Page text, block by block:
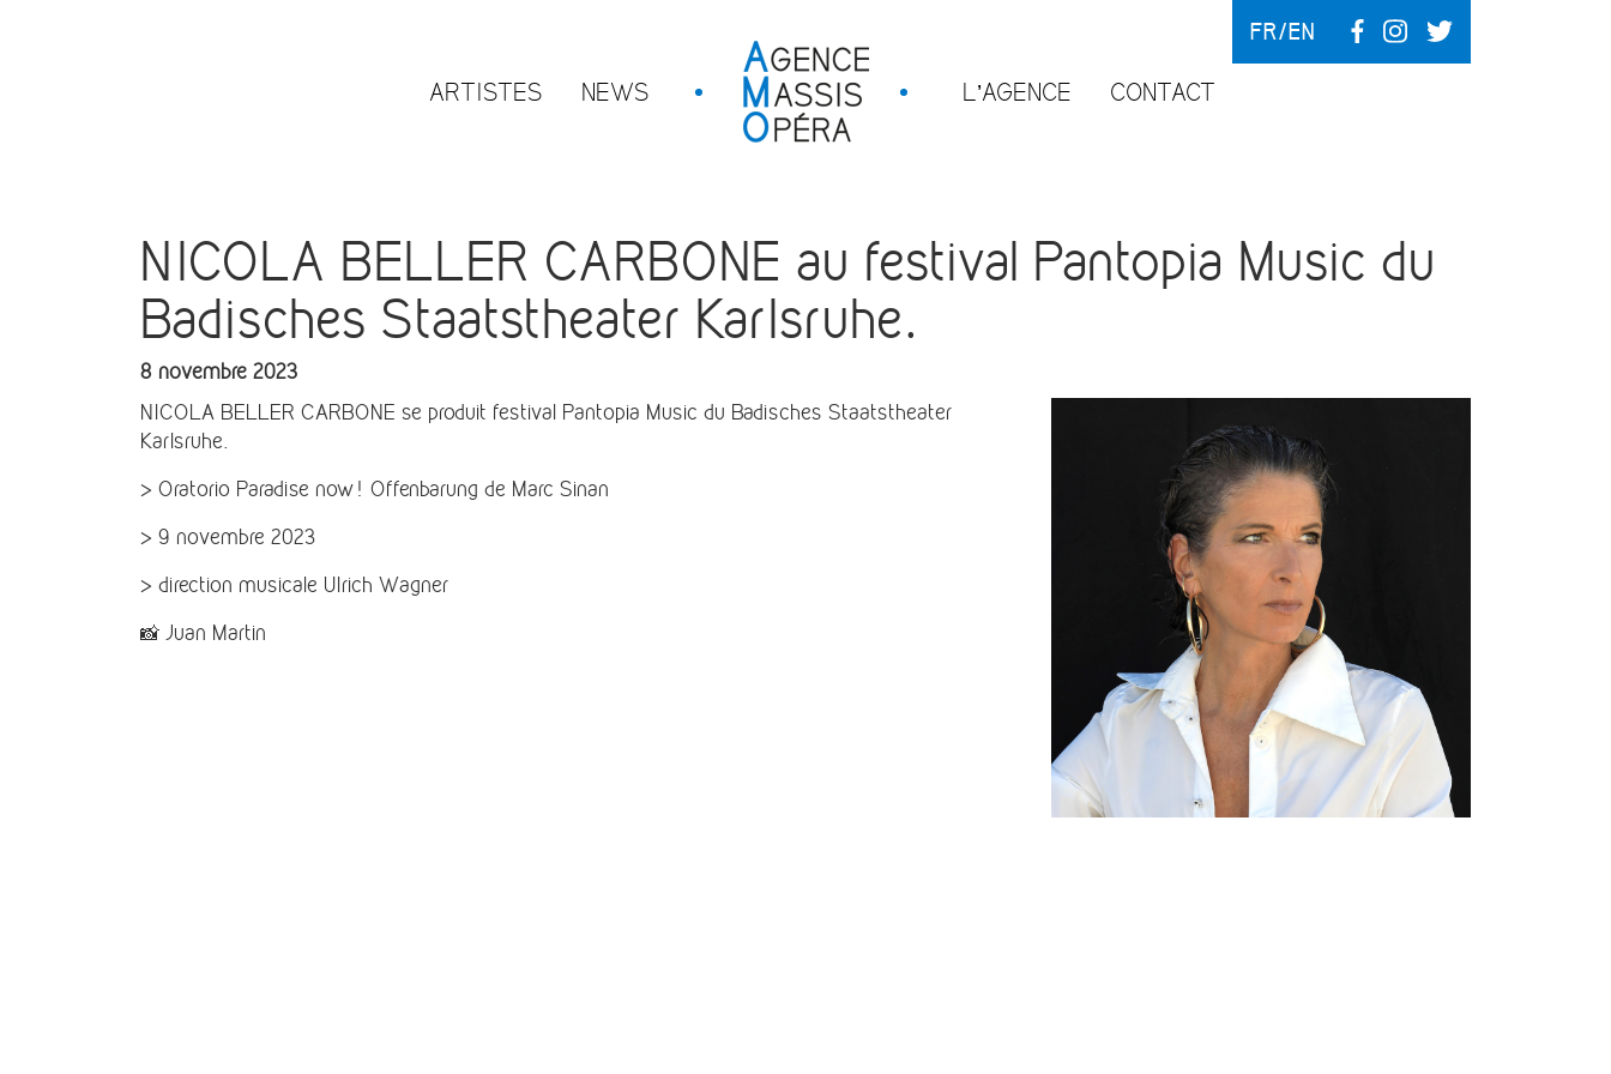
ARTISTES NEWS L’AGENCE CONTACT
FR EN
NICOLA BELLER CARBONE au festival Pantopia Music du
Badisches Staatstheater Karlsruhe.
8 novembre 2023
NICOLA BELLER CARBONE se produit festival Pantopia Music du Badisches Staatstheater
Karlsruhe.
> Oratorio Paradise now! Offenbarung de Marc Sinan
> 9 novembre 2023
> direction musicale Ulrich Wagner
📸 Juan Martin